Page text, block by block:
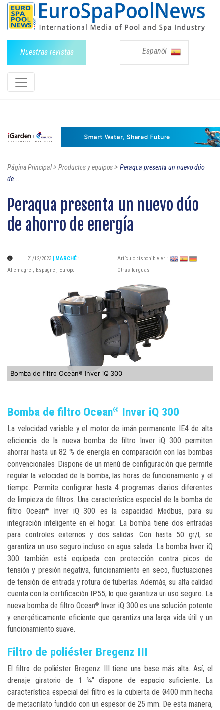
Nuestras revistas Espanõl
Página Principal> Productos y equipos> Peraqua presenta un nuevo dúo
de...
Peraqua presenta un nuevo dúo
de ahorro de energía
21/12/2023 | MARCHÉ :
Allemagne , Espagne , Europe
Artículo disponible en :
Otras lenguas
Bomba de filtro Ocean® Inver iQ 300
Bomba de filtro Ocean® Inver iQ 300
La velocidad variable y el motor de imán permanente IE4 de alta
eficiencia de la nueva bomba de filtro Inver iQ 300 permiten
ahorrar hasta un 82 % de energía en comparación con las bombas
convencionales. Dispone de un menú de configuración que permite
regular la velocidad de la bomba, las horas de funcionamiento y el
tiempo. Permite configurar hasta 4 programas diarios diferentes
de limpieza de filtros. Una característica especial de la bomba de
filtro Ocean®
Inver iQ 300 es la capacidad Modbus, para su
integración inteligente en el hogar. La bomba tiene dos entradas
para controles externos y dos salidas. Con hasta 50 gr/l, se
garantiza un uso seguro incluso en agua salada. La bomba Inver iQ
300 también está equipada con protección contra picos de
tensión y presión negativa, funcionamiento en seco, fluctuaciones
de tensión de entrada y rotura de tuberías. Además, su alta calidad
cuenta con la certificación IP55, lo que garantiza un uso seguro. La
nueva bomba de filtro Ocean® Inver iQ 300 es una solución potente
y energéticamente eficiente que garantiza una larga vida útil y un
funcionamiento suave.
Filtro de poliéster Bregenz III
El filtro de poliéster Bregenz III tiene una base más alta. Así, el
drenaje giratorio de 1 ¼" dispone de espacio suficiente. La
característica especial del filtro es la cubierta de Ø400 mm hecha
de metacrilato fundido con un espesor de 25 mm. De esta manera,